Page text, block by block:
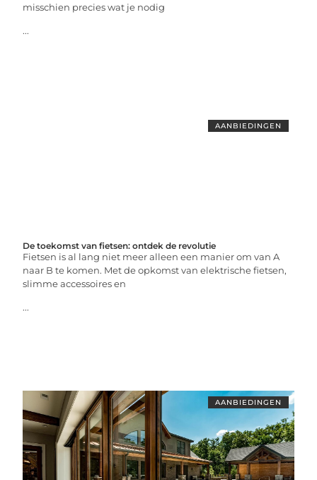
misschien precies wat je nodig
...
AANBIEDINGEN
De toekomst van fietsen: ontdek de revolutie
Fietsen is al lang niet meer alleen een manier om van A
naar B te komen. Met de opkomst van elektrische fietsen,
slimme accessoires en
...
AANBIEDINGEN